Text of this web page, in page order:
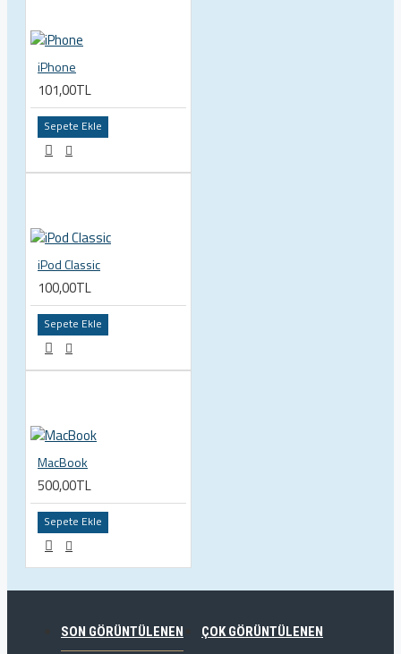
iPhone
101,00TL
Sepete Ekle
iPod Classic
100,00TL
Sepete Ekle
MacBook
500,00TL
Sepete Ekle
SON GÖRÜNTÜLENEN ÇOK GÖRÜNTÜLENEN